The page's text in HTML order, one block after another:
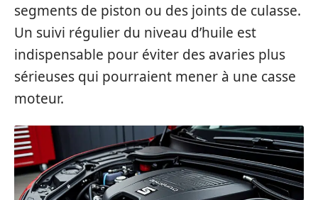
segments de piston ou des joints de culasse.
Un suivi régulier du niveau d’huile est
indispensable pour éviter des avaries plus
sérieuses qui pourraient mener à une casse
moteur.